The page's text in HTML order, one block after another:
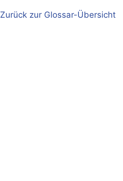
Zurück zur Glossar-Übersicht